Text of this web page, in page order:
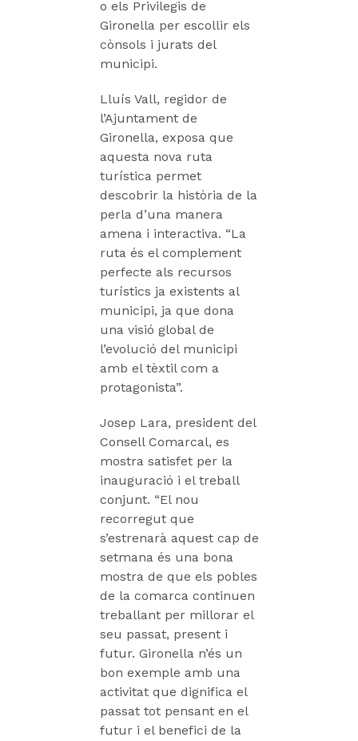
o els Privilegis de
Gironella per escollir els
cònsols i jurats del
municipi.
Lluís Vall, regidor de
l’Ajuntament de
Gironella, exposa que
aquesta nova ruta
turística permet
descobrir la història de la
perla d’una manera
amena i interactiva. “La
ruta és el complement
perfecte als recursos
turístics ja existents al
municipi, ja que dona
una visió global de
l’evolució del municipi
amb el tèxtil com a
protagonista”.
Josep Lara, president del
Consell Comarcal, es
mostra satisfet per la
inauguració i el treball
conjunt. “El nou
recorregut que
s’estrenarà aquest cap de
setmana és una bona
mostra de que els pobles
de la comarca continuen
treballant per millorar el
seu passat, present i
futur. Gironella n’és un
bon exemple amb una
activitat que dignifica el
passat tot pensant en el
futur i el benefici de la